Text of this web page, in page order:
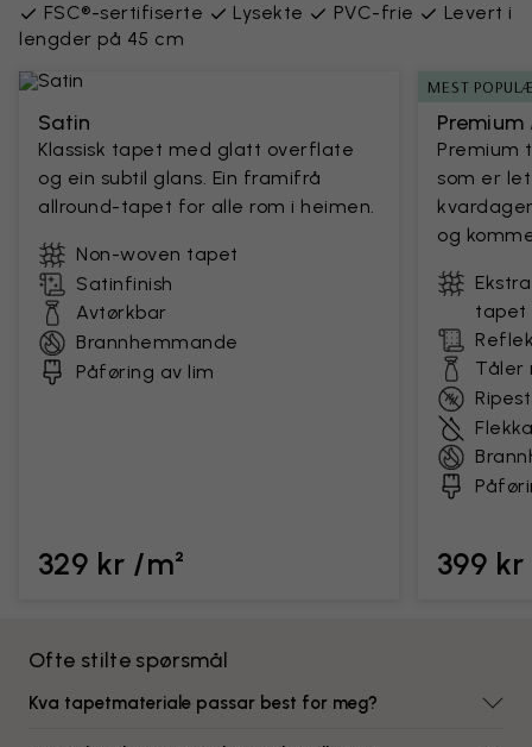
FSC®-sertifiserte
Lysekte PVC-frie
Levert i
lengder på 45 cm
Satin
Klassisk tapet med glatt overflate
og ein subtil glans. Ein framifrå
allround-tapet for alle rom i heimen.
Non-woven tapet
Satinfinish
Avtørkbar
Brannhemmande
Påføring av lim
329 kr /m²
MEST
Premium
som er
og
tapet
Tåler
399
Ofte stilte spørsmål
Kva tapetmateriale passar best for meg?